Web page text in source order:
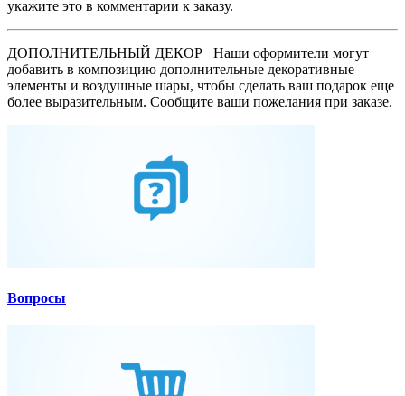
укажите это в комментарии к заказу.
ДОПОЛНИТЕЛЬНЫЙ ДЕКОР Наши оформители могут
добавить в композицию дополнительные декоративные
элементы и воздушные шары, чтобы сделать ваш подарок еще
более выразительным. Сообщите ваши пожелания при заказе.
Вопросы